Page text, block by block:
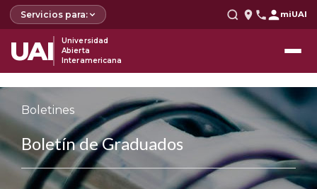
Servicios para: miUAI
UAI
Universidad
Abierta
Interamericana
Boletines
Boletín de Graduados